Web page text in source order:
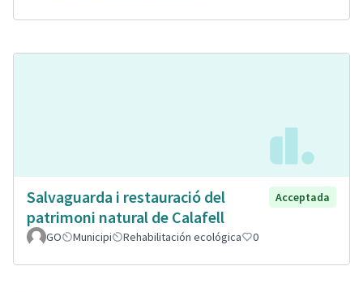
Salvaguarda i restauració del
patrimoni natural de Calafell
Acceptada
GO Municipi Rehabilitación ecológica 0